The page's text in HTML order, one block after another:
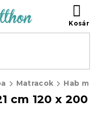
Matracok
cm 120 x 200